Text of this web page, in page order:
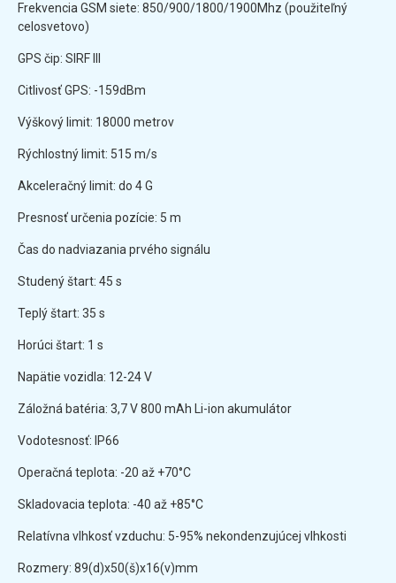
Frekvencia GSM siete: 850/900/1800/1900Mhz (použiteľný
celosvetovo)
GPS čip: SIRF III
Citlivosť GPS: -159dBm
Výškový limit: 18000 metrov
Rýchlostný limit: 515 m/s
Akceleračný limit: do 4 G
Presnosť určenia pozície: 5 m
Čas do nadviazania prvého signálu
Studený štart: 45 s
Teplý štart: 35 s
Horúci štart: 1 s
Napätie vozidla: 12-24 V
Záložná batéria: 3,7 V 800 mAh Li-ion akumulátor
Vodotesnosť: IP66
Operačná teplota: -20 až +70°C
Skladovacia teplota: -40 až +85°C
Relatívna vlhkosť vzduchu: 5-95% nekondenzujúcej vlhkosti
Rozmery: 89(d)x50(š)x16(v)mm